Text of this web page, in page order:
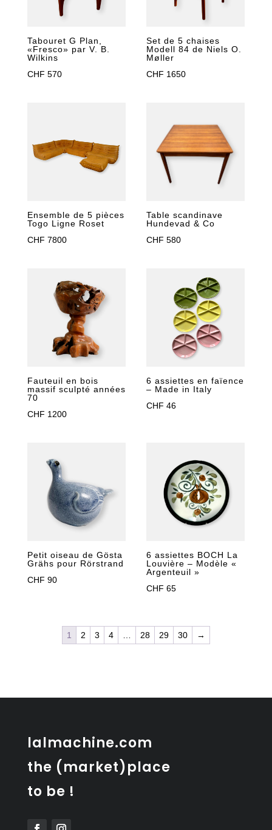
Tabouret G Plan,
«Fresco» par V. B.
Wilkins
CHF 570
Set de 5 chaises
Modell 84 de Niels O.
Møller
CHF 1650
Ensemble de 5 pièces
Togo Ligne Roset
CHF 7800
Table scandinave
Hundevad & Co
CHF 580
Fauteuil en bois
massif sculpté années
70
CHF 1200
6 assiettes en faïence
– Made in Italy
CHF 46
Petit oiseau de Gösta
Grähs pour Rörstrand
CHF 90
6 assiettes BOCH La
Louvière – Modèle «
Argenteuil »
CHF 65
1 2 3 4 … 28 29 30 →
lalmachine.com
the (market)place
to be !